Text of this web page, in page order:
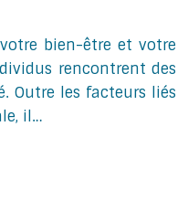
bien-être et votre
rencontrent des
Outre les facteurs liés
il…